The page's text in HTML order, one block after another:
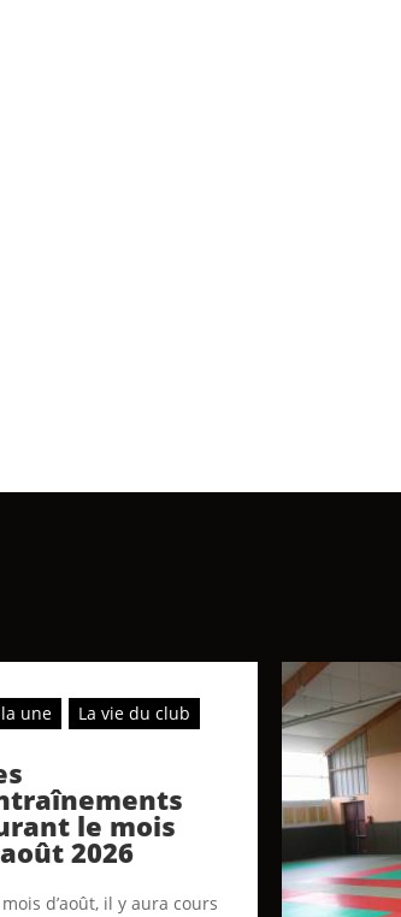
une La vie du club
le mois
2026
d’août, il y aura cours